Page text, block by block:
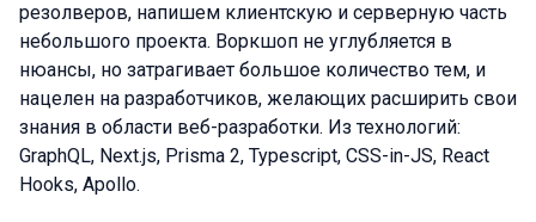
резолверов, напишем клиентскую и серверную часть
небольшого проекта. Воркшоп не углубляется в
нюансы, но затрагивает большое количество тем, и
нацелен на разработчиков, желающих расширить свои
знания в области веб-разработки. Из технологий:
GraphQL, Next.js, Prisma 2, Typescript, CSS-in-JS, React
Hooks, Apollo.